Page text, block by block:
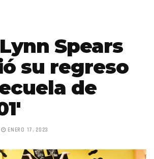
Spears
su regreso
de
ENERO 17, 2023